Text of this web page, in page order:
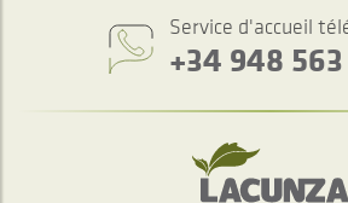
Service d'accueil
+34 948 563